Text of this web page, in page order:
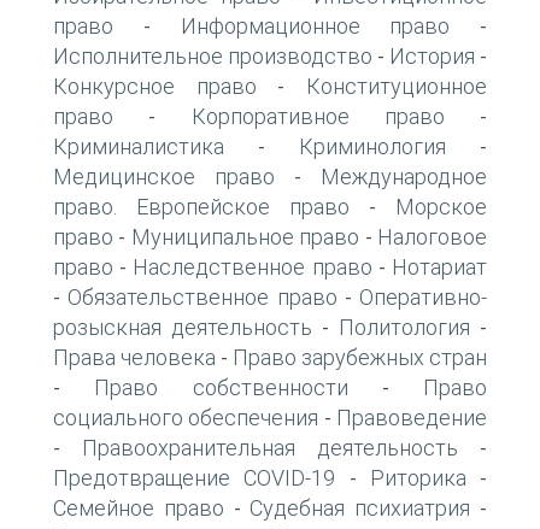
право - Информационное право -
Исполнительное производство - История -
Конкурсное право -
Конституционное
право - Корпоративное право -
Криминалистика - Криминология -
Медицинское право -
Международное
право. Европейское право -
Морское
право - Муниципальное право - Налоговое
право - Наследственное право - Нотариат
- Обязательственное право - Оперативно-
розыскная деятельность - Политология -
Права человека - Право зарубежных стран
- Право собственности -
Право
социального обеспечения - Правоведение
- Правоохранительная деятельность -
Предотвращение COVID-19 - Риторика -
Семейное право - Судебная психиатрия -